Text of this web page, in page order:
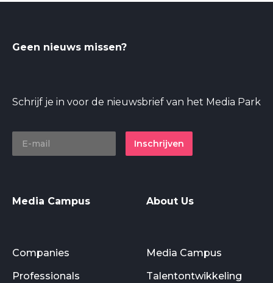
Geen nieuws missen?
Schrijf je in voor de nieuwsbrief van het Media Park
Inschrijven
Media Campus
Companies
Professionals
About Us
Media Campus
Talentontwikkeling